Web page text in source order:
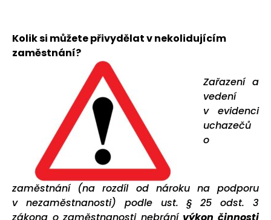
Kolik si můžete přivydělat v nekolidujícím
zaměstnání?
Zařazení a
vedení
v evidenci
uchazečů
o
zaměstnání (na rozdíl od nároku na podporu
v nezaměstnanosti) podle ust. § 25 odst. 3